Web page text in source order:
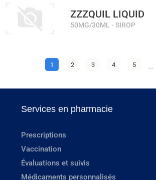
ZZZQUIL LIQUID
50MG/30ML - SIROP
1 2 3 4 5 ...
Services en pharmacie
Prescriptions
Vaccination
Évaluations et suivis
Médicaments personnalisés